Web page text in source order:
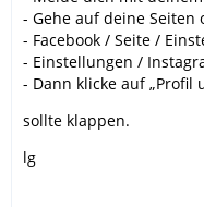
- Gehe auf deine Seiten
- Facebook / Seite /
- Einstellungen /
- Dann klicke auf „Profil
sollte klappen.
lg